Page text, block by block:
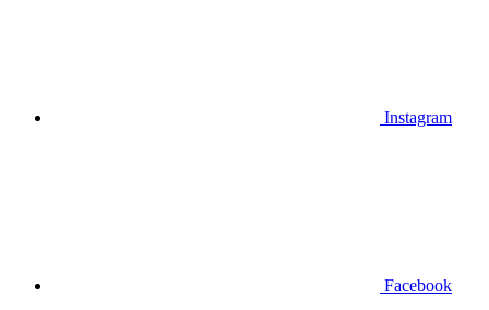
Instagram
Facebook